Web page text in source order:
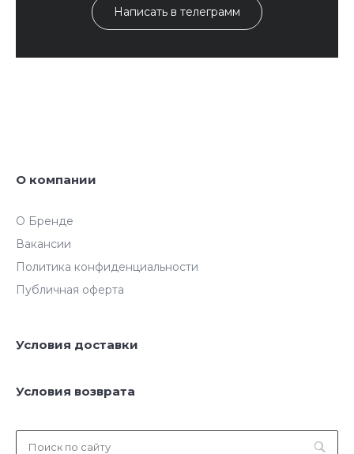
Написать в телеграмм
О компании
О Бренде
Вакансии
Политика конфиденциальности
Публичная оферта
Условия доставки
Условия возврата